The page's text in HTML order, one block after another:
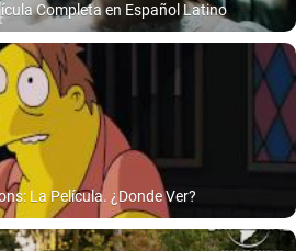
Completa en Español Latino
La Película. ¿Donde Ver?